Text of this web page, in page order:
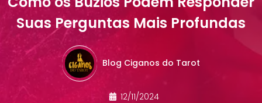
Suas Perguntas Mais Profundas
Blog Ciganos do Tarot
12/11/2024